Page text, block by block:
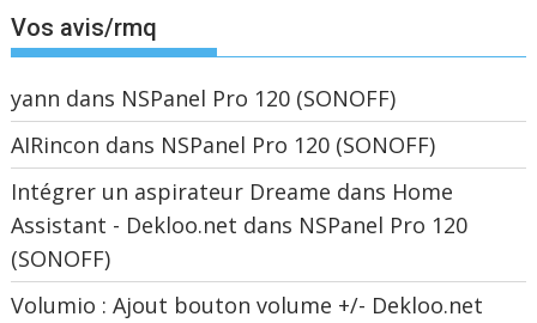
Vos avis/rmq
yann dans NSPanel Pro 120 (SONOFF)
AIRincon dans NSPanel Pro 120 (SONOFF)
Intégrer un aspirateur Dreame dans Home
Assistant - Dekloo.net dans NSPanel Pro 120
(SONOFF)
Volumio : Ajout bouton volume +/- Dekloo.net